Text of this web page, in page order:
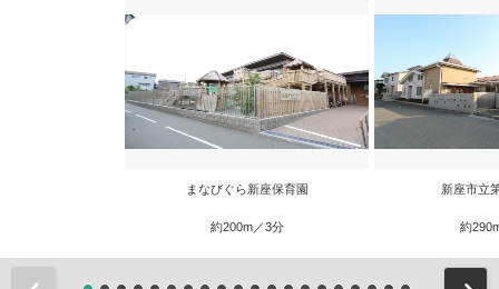
まなびぐら新座保育園
約200m／3分
新座市立
約